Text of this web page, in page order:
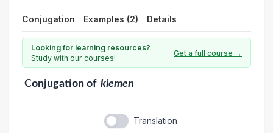
Conjugation Examples (2) Details
Looking for learning resources?
Study with our courses!
Get a full course →
Conjugationof kiemen
Translation